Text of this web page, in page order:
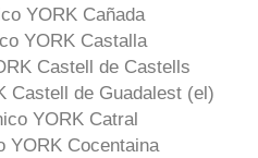
YORK Cañada
YORK Castalla
Castell de Castells
Castell de Guadalest (el)
YORK Catral
YORK Cocentaina